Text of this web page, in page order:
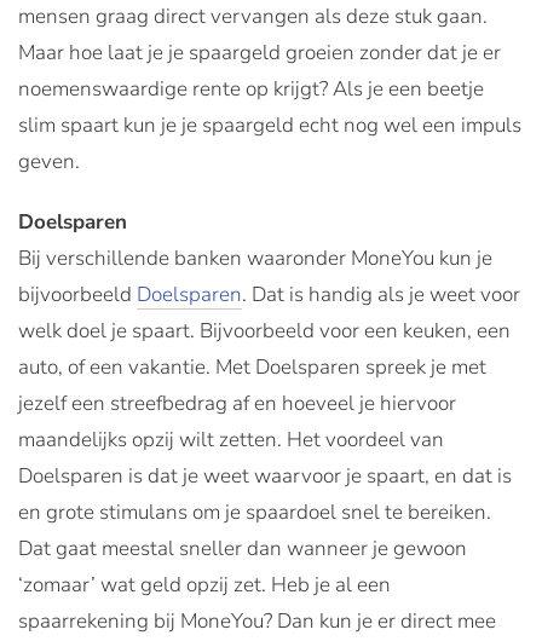
mensen graag direct vervangen als deze stuk gaan.
Maar hoe laat je je spaargeld groeien zonder dat je er
noemenswaardige rente op krijgt? Als je een beetje
slim spaart kun je je spaargeld echt nog wel een impuls
geven.
Doelsparen
Bij verschillende banken waaronder MoneYou kun je
bijvoorbeeld Doelsparen. Dat is handig als je weet voor
welk doel je spaart. Bijvoorbeeld voor een keuken, een
auto, of een vakantie. Met Doelsparen spreek je met
jezelf een streefbedrag af en hoeveel je hiervoor
maandelijks opzij wilt zetten. Het voordeel van
Doelsparen is dat je weet waarvoor je spaart, en dat is
en grote stimulans om je spaardoel snel te bereiken.
Dat gaat meestal sneller dan wanneer je gewoon
‘zomaar’ wat geld opzij zet. Heb je al een
spaarrekening bij MoneYou? Dan kun je er direct mee